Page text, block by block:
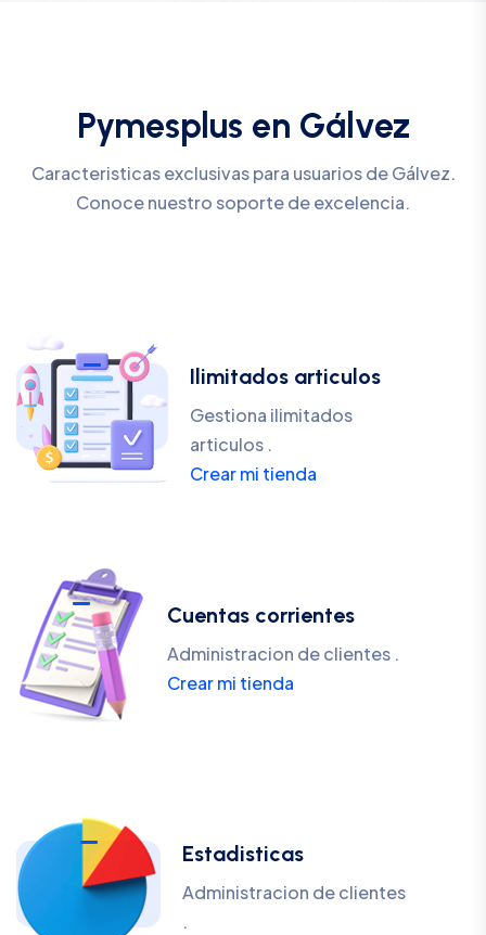
Pymesplus en Gálvez
Caracteristicas exclusivas para usuarios de Gálvez.
Conoce nuestro soporte de excelencia.
Ilimitados articulos
Gestiona ilimitados
articulos .
Crear mi tienda
Cuentas corrientes
Administracion de clientes .
Crear mi tienda
Estadisticas
Administracion de clientes
.